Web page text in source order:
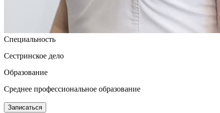
Специальность
Сестринское дело
Образование
Среднее профессиональное образование
Записаться